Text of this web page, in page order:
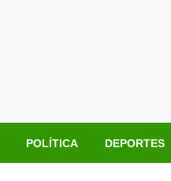
POLÍTICA DEPORTES